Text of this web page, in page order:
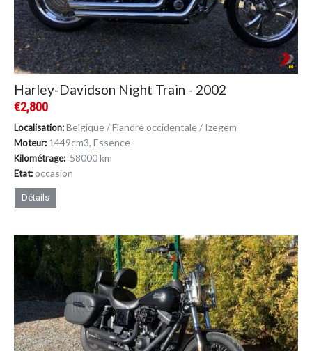
Harley-Davidson Night Train - 2002
€2,800
Localisation:Belgique / Flandre occidentale / Izegem
Moteur: 1449cm3, Essence
Kilométrage: 58000 km
Etat:occasion
Détails